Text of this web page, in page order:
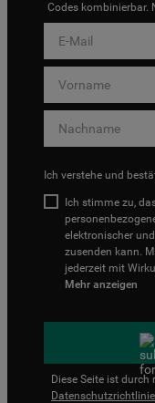
Codes kombinierbar.
Ich verstehe und
Ich stimme zu,
elektronischer
zusenden kann.
jederzeit mit
Mehr anzeigen
Diese Seite ist
Datenschutzrichtlinie